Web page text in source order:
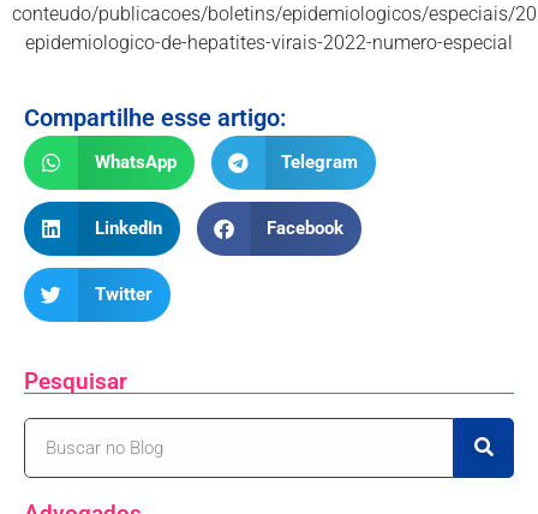
conteudo/publicacoes/boletins/epidemiologicos/especiais/
epidemiologico-de-hepatites-virais-2022-numero-especial
Compartilhe esse artigo:
WhatsApp Telegram
LinkedIn Facebook
Twitter
Pesquisar